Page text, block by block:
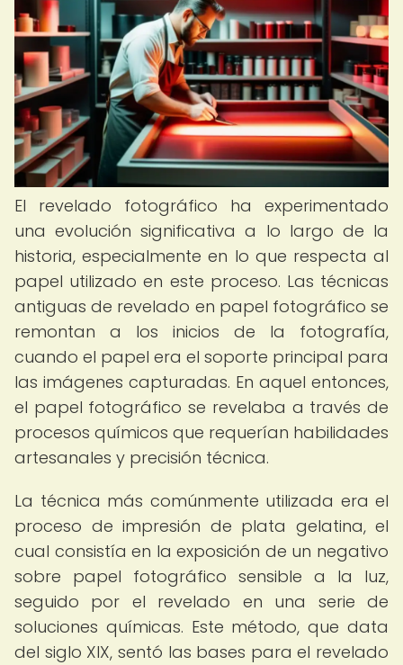
El revelado fotográfico ha experimentado
una evolución significativa a lo largo de la
historia, especialmente en lo que respecta al
papel utilizado en este proceso. Las técnicas
antiguas de revelado en papel fotográfico se
remontan a los inicios de la fotografía,
cuando el papel era el soporte principal para
las imágenes capturadas. En aquel entonces,
el papel fotográfico se revelaba a través de
procesos químicos que requerían habilidades
artesanales y precisión técnica.
La técnica más comúnmente utilizada era el
proceso de impresión de plata gelatina, el
cual consistía en la exposición de un negativo
sobre papel fotográfico sensible a la luz,
seguido por el revelado en una serie de
soluciones químicas. Este método, que data
del siglo XIX, sentó las bases para el revelado